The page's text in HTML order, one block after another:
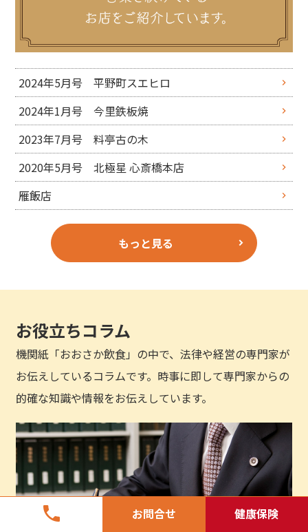
phone お問合せ 健康保険
2024年5月号 平野町スエヒロ
2024年1月号 今里鉄板焼
2023年7月号 料亭古の木
2020年5月号 北極星 心斎橋本店
雁飯店
もっと見る
お役立ちコラム
機関紙「おおさか飲食」の中で、法律や経営の専門家が
お伝えしているコラムです。時事に即して専門家からの
的確な知識や情報をお伝えしています。